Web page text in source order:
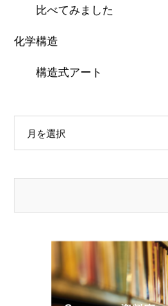
比べてみました
化学構造
構造式アート
月を選択